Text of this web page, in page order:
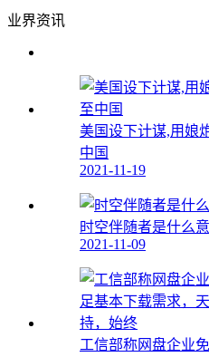
业界资讯
美国设下计谋,用娘
中国
2021-11-19
时空伴随者是什么
2021-11-09
工信部称网盘企业